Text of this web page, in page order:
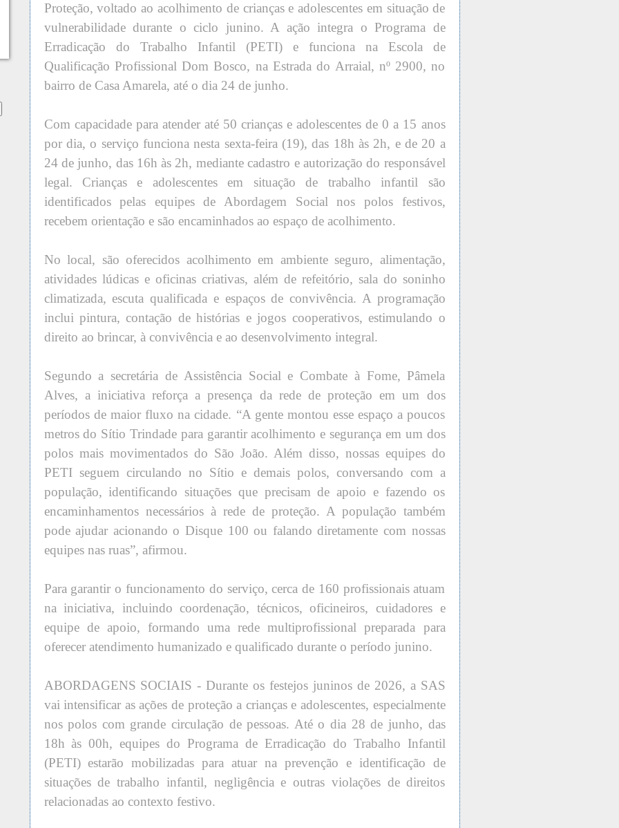
Proteção, voltado ao acolhimento de crianças e adolescentes em situação de
vulnerabilidade durante o ciclo junino. A ação integra o Programa de
Erradicação do Trabalho Infantil (PETI) e funciona na Escola de
Qualificação Profissional Dom Bosco, na Estrada do Arraial, nº 2900, no
bairro de Casa Amarela, até o dia 24 de junho.
Com capacidade para atender até 50 crianças e adolescentes de 0 a 15 anos
por dia, o serviço funciona nesta sexta-feira (19), das 18h às 2h, e de 20 a
24 de junho, das 16h às 2h, mediante cadastro e autorização do responsável
legal. Crianças e adolescentes em situação de trabalho infantil são
identificados pelas equipes de Abordagem Social nos polos festivos,
recebem orientação e são encaminhados ao espaço de acolhimento.
No local, são oferecidos acolhimento em ambiente seguro, alimentação,
atividades lúdicas e oficinas criativas, além de refeitório, sala do soninho
climatizada, escuta qualificada e espaços de convivência. A programação
inclui pintura, contação de histórias e jogos cooperativos, estimulando o
direito ao brincar, à convivência e ao desenvolvimento integral.
Segundo a secretária de Assistência Social e Combate à Fome, Pâmela
Alves, a iniciativa reforça a presença da rede de proteção em um dos
períodos de maior fluxo na cidade. “A gente montou esse espaço a poucos
metros do Sítio Trindade para garantir acolhimento e segurança em um dos
polos mais movimentados do São João. Além disso, nossas equipes do
PETI seguem circulando no Sítio e demais polos, conversando com a
população, identificando situações que precisam de apoio e fazendo os
encaminhamentos necessários à rede de proteção. A população também
pode ajudar acionando o Disque 100 ou falando diretamente com nossas
equipes nas ruas”, afirmou.
Para garantir o funcionamento do serviço, cerca de 160 profissionais atuam
na iniciativa, incluindo coordenação, técnicos, oficineiros, cuidadores e
equipe de apoio, formando uma rede multiprofissional preparada para
oferecer atendimento humanizado e qualificado durante o período junino.
ABORDAGENS SOCIAIS - Durante os festejos juninos de 2026, a SAS
vai intensificar as ações de proteção a crianças e adolescentes, especialmente
nos polos com grande circulação de pessoas. Até o dia 28 de junho, das
18h às 00h, equipes do Programa de Erradicação do Trabalho Infantil
(PETI) estarão mobilizadas para atuar na prevenção e identificação de
situações de trabalho infantil, negligência e outras violações de direitos
relacionadas ao contexto festivo.